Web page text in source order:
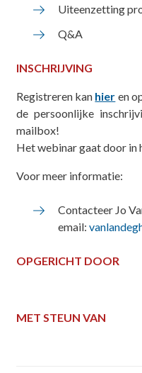
Uiteenzetting
Q&A
INSCHRIJVING
Registreren kan hier en
de persoonlijke
mailbox!
Het webinar gaat door in
Voor meer informatie:
Contacteer Jo
email:
OPGERICHT DOOR
MET STEUN VAN